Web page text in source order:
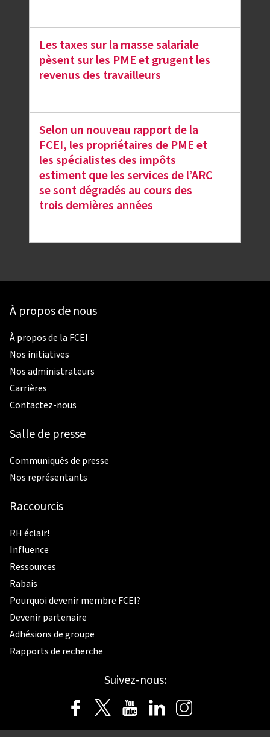
Les taxes sur la masse salariale
pèsent sur les PME et grugent les
revenus des travailleurs
Selon un nouveau rapport de la
FCEI, les propriétaires de PME et
les spécialistes des impôts
estiment que les services de l’ARC
se sont dégradés au cours des
trois dernières années
À propos de nous
À propos de la FCEI
Nos initiatives
Nos administrateurs
Carrières
Contactez-nous
Salle de presse
Communiqués de presse
Nos représentants
Raccourcis
RH éclair!
Influence
Ressources
Rabais
Pourquoi devenir membre FCEI?
Devenir partenaire
Adhésions de groupe
Rapports de recherche
Suivez-nous: